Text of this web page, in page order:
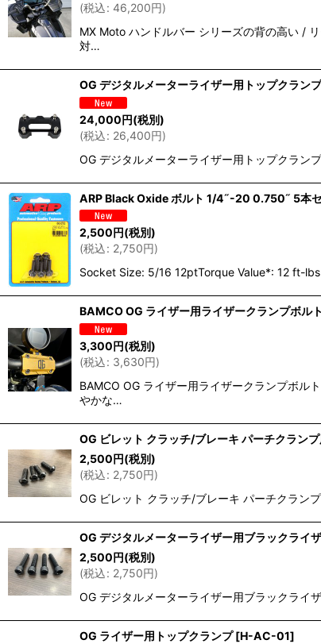
(税込: 46,200円)
MX Moto ハンドルバー シリーズの背の高い /
対…
OG デジタルメーターライザー用トップクランプ
24,000円(税別)
(税込: 26,400円)
OG デジタルメーターライザー用トップクラン
ARP Black Oxide ボルト 1/4˝-20 0.750˝ 5本
2,500円(税別)
(税込: 2,750円)
Socket Size: 5/16 12ptTorque Value*: 12 ft-
BAMCO OG ライザー用ライザークランプボルト
3,300円(税別)
(税込: 3,630円)
BAMCO OG ライザー用ライザークランプボル
やかな…
OG ビレット クラッチ/ブレーキ パーチクラン
2,500円(税別)
(税込: 2,750円)
OG ビレット クラッチ/ブレーキ パーチクラン
OG デジタルメーターライザー用ブラックライ
2,500円(税別)
(税込: 2,750円)
OG デジタルメーターライザー用ブラックラ
OG ライザー用トップクランプ [H-AC-01]